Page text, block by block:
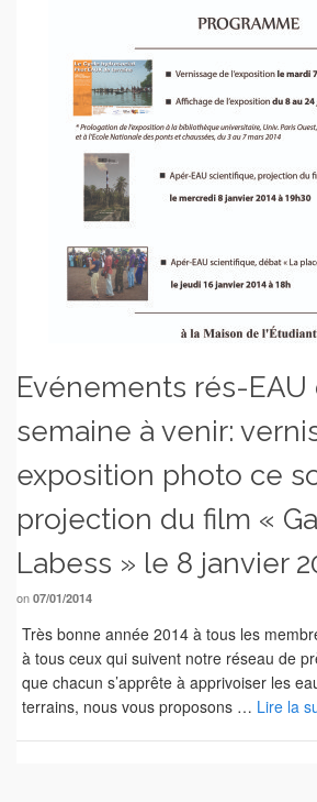
Evénements rés-EAU
semaine à venir:
exposition photo ce
projection du film «
Labess » le 8 janvier
on 07/01/2014
Très bonne année 2014 à tous les
à tous ceux qui suivent notre réseau de
que chacun s’apprête à apprivoiser les
terrains, nous vous proposons … Lire la